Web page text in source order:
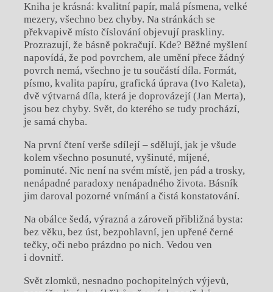
Kniha je krásná: kvalitní papír, malá písmena, velké
mezery, všechno bez chyby. Na stránkách se
překvapivě místo číslování objevují praskliny.
Prozrazují, že básně pokračují. Kde? Běžné myšlení
napovídá, že pod povrchem, ale umění přece žádný
povrch nemá, všechno je tu součástí díla. Formát,
písmo, kvalita papíru, grafická úprava (Ivo Kaleta),
dvě výtvarná díla, která je doprovázejí (Jan Merta),
jsou bez chyby. Svět, do kterého se tudy prochází,
je samá chyba.
Na první čtení verše sdílejí – sdělují, jak je všude
kolem všechno posunuté, vyšinuté, míjené,
pominuté. Nic není na svém místě, jen pád a trosky,
nenápadné paradoxy nenápadného života. Básník
jim daroval pozorné vnímání a čistá konstatování.
Na obálce šedá, výrazná a zároveň přibližná bysta:
bez věku, bez úst, bezpohlavní, jen upřené černé
tečky, oči nebo prázdno po nich. Vedou ven
i dovnitř.
Svět zlomků, nesnadno pochopitelných výjevů,